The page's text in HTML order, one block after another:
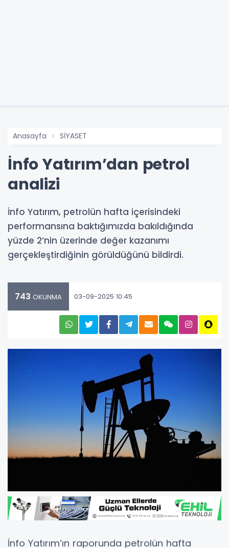
Anasayfa SİYASET
İnfo Yatırım’dan petrol
analizi
İnfo Yatırım, petrolün hafta içerisindeki
performansına baktığımızda bakıldığında
yüzde 2’nin üzerinde değer kazanımı
gerçekleştirdiğinin görüldüğünü bildirdi.
743 OKUNMA 03-09-2025 10:45
İnfo Yatırım’ın raporunda petrolün hafta